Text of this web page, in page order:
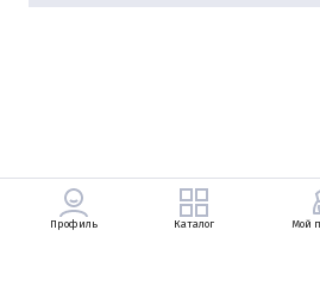
Профиль Каталог Мой